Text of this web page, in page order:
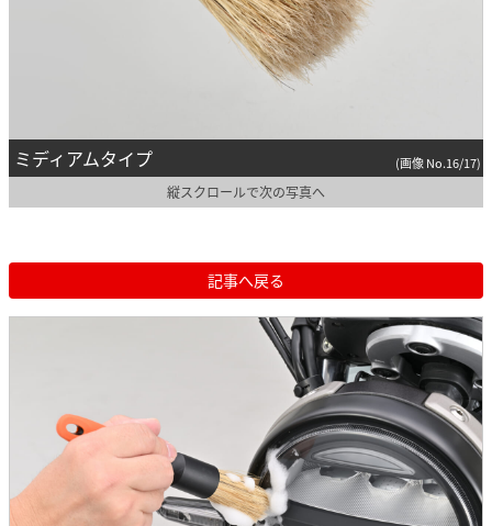
ミディアムタイプ (画像 No.16/17)
縦スクロールで次の写真へ
記事へ戻る